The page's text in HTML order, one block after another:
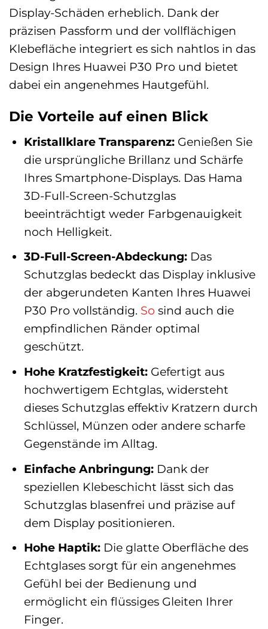
Display-Schäden erheblich. Dank der
präzisen Passform und der vollflächigen
Klebefläche integriert es sich nahtlos in das
Design Ihres Huawei P30 Pro und bietet
dabei ein angenehmes Hautgefühl.
Die Vorteile auf einen Blick
Kristallklare Transparenz:Genießen Sie
die ursprüngliche Brillanz und Schärfe
Ihres Smartphone-Displays. Das Hama
3D-Full-Screen-Schutzglas
beeinträchtigt weder Farbgenauigkeit
noch Helligkeit.
3D-Full-Screen-Abdeckung:Das
Schutzglas bedeckt das Display inklusive
der abgerundeten Kanten Ihres Huawei
P30 Pro vollständig. So sind auch die
empfindlichen Ränder optimal
geschützt.
Hohe Kratzfestigkeit:Gefertigt aus
hochwertigem Echtglas, widersteht
dieses Schutzglas effektiv Kratzern durch
Schlüssel, Münzen oder andere scharfe
Gegenstände im Alltag.
Einfache Anbringung:Dank der
speziellen Klebeschicht lässt sich das
Schutzglas blasenfrei und präzise auf
dem Display positionieren.
Hohe Haptik:Die glatte Oberfläche des
Echtglases sorgt für ein angenehmes
Gefühl bei der Bedienung und
ermöglicht ein flüssiges Gleiten Ihrer
Finger.